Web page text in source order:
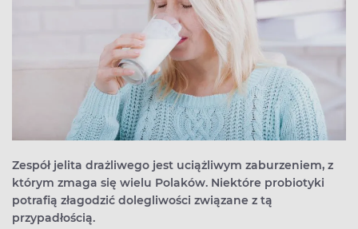
Zespół jelita drażliwego jest uciążliwym zaburzeniem, z
którym zmaga się wielu Polaków. Niektóre probiotyki
potrafią złagodzić dolegliwości związane z tą
przypadłością.